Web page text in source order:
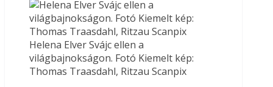
Helena Elver Svájc ellen a
világbajnokságon. Fotó Kiemelt kép:
Thomas Traasdahl, Ritzau Scanpix